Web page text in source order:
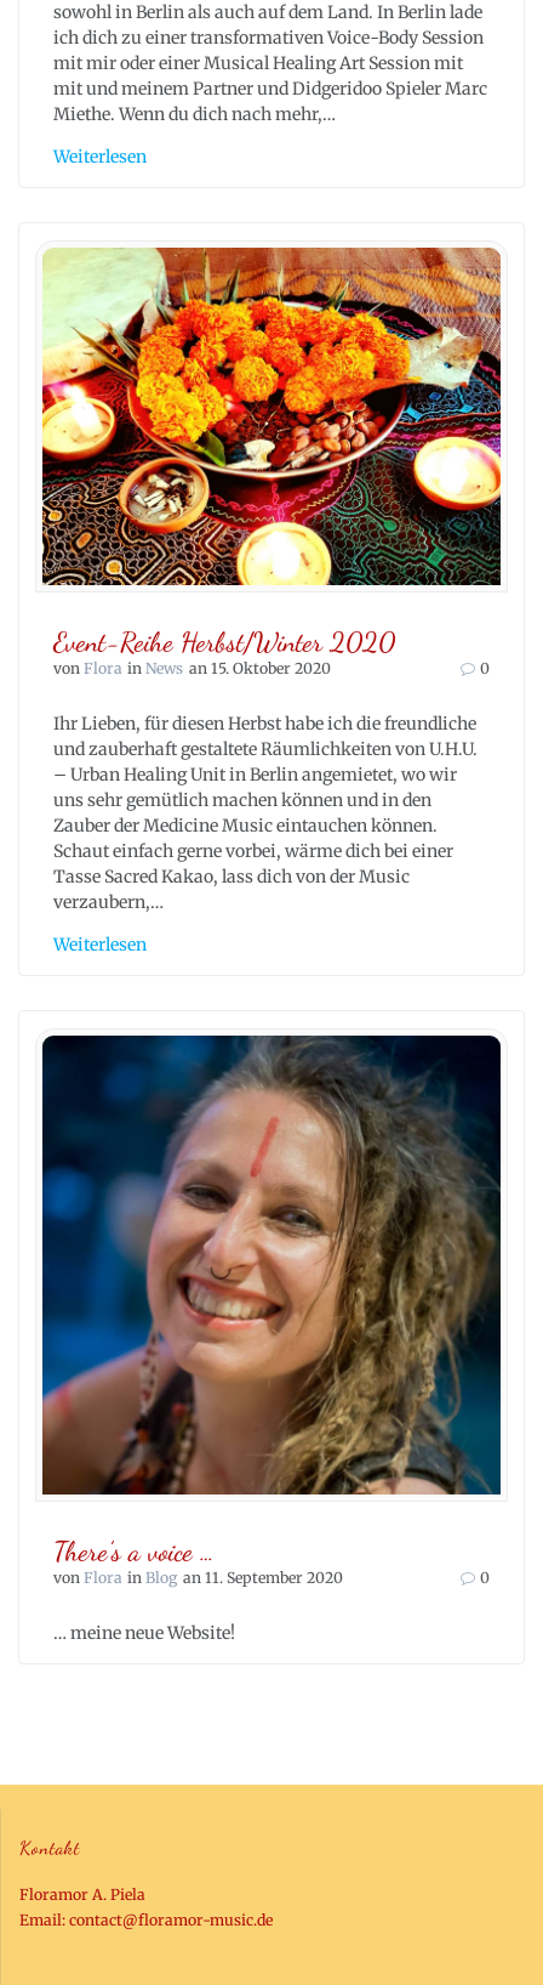
sowohl in Berlin als auch auf dem Land. In Berlin lade
ich dich zu einer transformativen Voice-Body Session
mit mir oder einer Musical Healing Art Session mit
mit und meinem Partner und Didgeridoo Spieler Marc
Miethe. Wenn du dich nach mehr,…
Weiterlesen
Event-Reihe Herbst/Winter 2020
von Flora inNews an 15. Oktober 2020 0
Ihr Lieben, für diesen Herbst habe ich die freundliche
und zauberhaft gestaltete Räumlichkeiten von U.H.U.
– Urban Healing Unit in Berlin angemietet, wo wir
uns sehr gemütlich machen können und in den
Zauber der Medicine Music eintauchen können.
Schaut einfach gerne vorbei, wärme dich bei einer
Tasse Sacred Kakao, lass dich von der Music
verzaubern,…
Weiterlesen
There’s a voice …
von Flora inBlog an 11. September 2020 0
… meine neue Website!
Kontakt
Floramor A. Piela
Email: contact@floramor-music.de